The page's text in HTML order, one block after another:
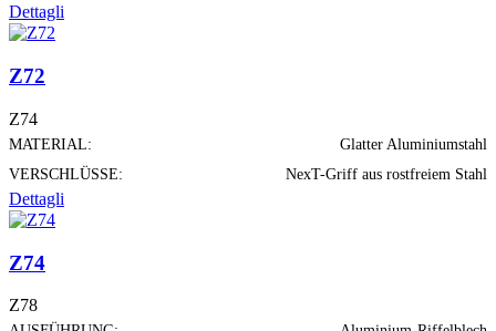
Dettagli
Z72
Z74
MATERIAL:
Glatter Aluminiumstahl
VERSCHLÜSSE:
NexT-Griff aus rostfreiem Stahl
Dettagli
Z74
Z78